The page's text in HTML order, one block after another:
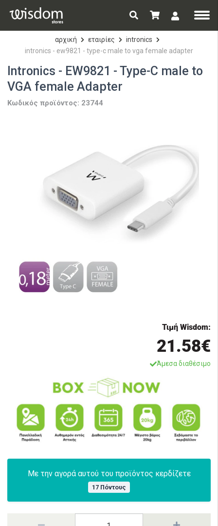
αρχική εταιρίες
intronics
intronics - ew9821 - type-c male to vga female adapter
Intronics - EW9821 - Type-C male to
VGA female Adapter
Κωδικός προϊόντος: 23744
Τιμή Wisdom:
21.58€
Άμεσα διαθέσιμο
Με την αγορά αυτού του προϊόντος κερδίζετε
17 Πόντους